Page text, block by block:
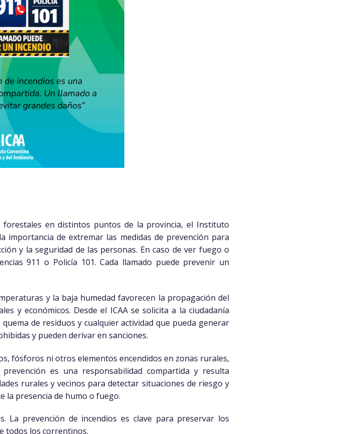
en distintos puntos de la provincia, el Instituto
importancia de extremar las medidas de prevención para
y la seguridad de las personas. En caso de ver fuego o
911 o Policía 101. Cada llamado puede prevenir un
y la baja humedad favorecen la propagación del
y económicos. Desde el ICAA se solicita a la ciudadanía
de residuos y cualquier actividad que pueda generar
y pueden derivar en sanciones.
fósforos ni otros elementos encendidos en zonas rurales,
es una responsabilidad compartida y resulta
rurales y vecinos para detectar situaciones de riesgo y
la presencia de humo o fuego.
La prevención de incendios es clave para preservar los
todos los correntinos.